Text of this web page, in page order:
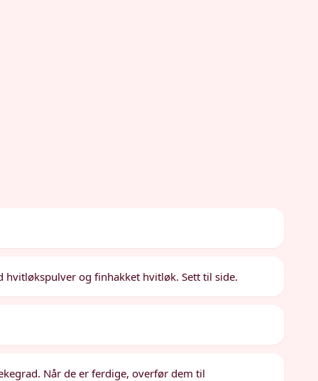
og finhakket hvitløk. Sett til side.
Når de er ferdige, overfør dem til